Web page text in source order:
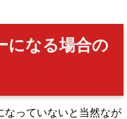
になる場合の
なっていないと 当然なが